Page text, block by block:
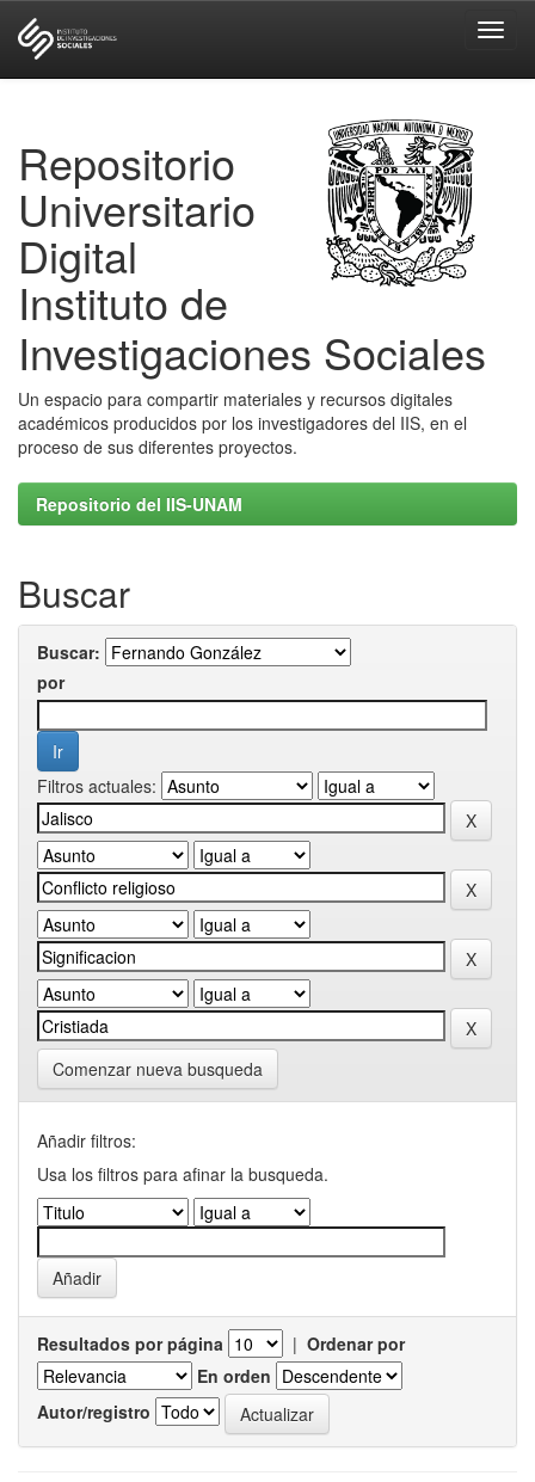
Repositorio
Universitario
Digital
Instituto de
Investigaciones Sociales
Un espacio para compartir materiales y recursos digitales
académicos producidos por los investigadores del IIS, en el
proceso de sus diferentes proyectos.
Repositorio del IIS-UNAM
Buscar
Buscar:
por
Filtros actuales:
Comenzar nueva busqueda
Añadir filtros:
Usa los filtros para afinar la busqueda.
Resultados por página | Ordenar por
En orden
Autor/registro